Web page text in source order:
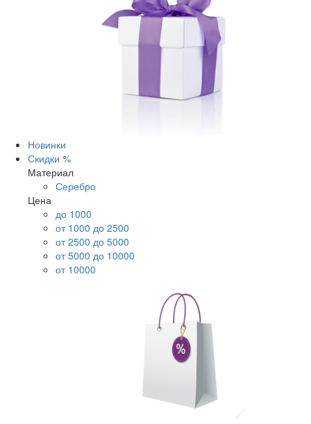
Новинки
Скидки %
Материал
Серебро
Цена
до 1000
от 1000 до 2500
от 2500 до 5000
от 5000 до 10000
от 10000